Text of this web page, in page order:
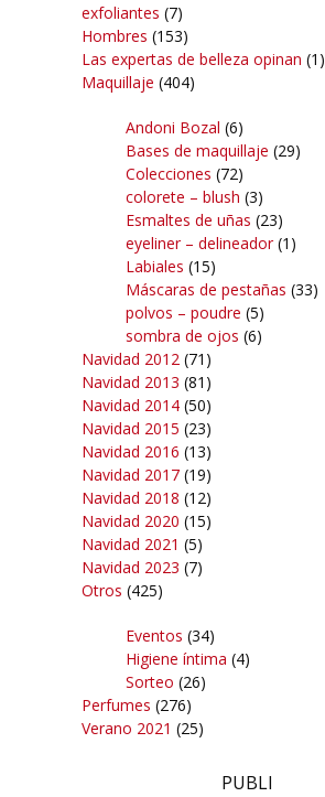
exfoliantes (7)
Hombres (153)
Las expertas de belleza opinan (1)
Maquillaje (404)
Andoni Bozal (6)
Bases de maquillaje (29)
Colecciones (72)
colorete – blush (3)
Esmaltes de uñas (23)
eyeliner – delineador(1)
Labiales (15)
Máscaras de pestañas (33)
polvos – poudre (5)
sombra de ojos (6)
Navidad 2012 (71)
Navidad 2013 (81)
Navidad 2014 (50)
Navidad 2015 (23)
Navidad 2016 (13)
Navidad 2017 (19)
Navidad 2018 (12)
Navidad 2020 (15)
Navidad 2021 (5)
Navidad 2023 (7)
Otros (425)
Eventos (34)
Higiene íntima (4)
Sorteo (26)
Perfumes (276)
Verano 2021 (25)
PUBLI